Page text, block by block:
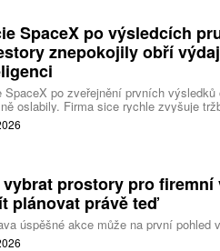
SpaceX po výsledcích
znepokojily obří
SpaceX po zveřejnění prvních výsledků
oslabily. Firma sice rychle zvyšuje
inteligence se vracejí mnohem
zda je tempo rekordních výdajů
prostory pro firemní
plánovat právě teď
úspěšné akce může na první pohled